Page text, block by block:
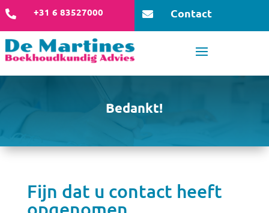
 +31 6 83527000  Contact
Bedankt!
Fijn dat u contact heeft